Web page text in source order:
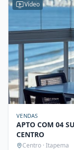
Vídeo
VENDAS
APTO COM 04
CENTRO
Centro · Itapema